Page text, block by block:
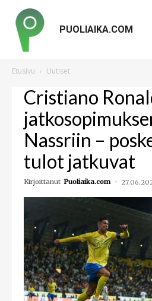
PUOLIAIKA.COM
Etusivu Uutiset
Cristiano
Nassriin –
tulot jatkuvat
Kirjoittanut Puoliaika.com -